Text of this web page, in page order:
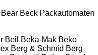
Bear Beck Packautomaten
Beil Beka-Mak Beko
Berg & Schmid Berg